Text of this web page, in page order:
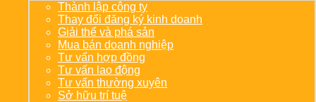
Thành lập công ty
Thay đổi đăng ký kinh doanh
Giải thể và phá sản
Mua bán doanh nghiệp
Tư vấn hợp đồng
Tư vấn lao động
Tư vấn thường xuyên
Sở hữu trí tuệ